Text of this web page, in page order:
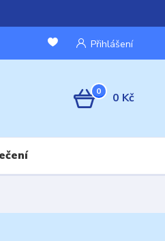
Přihlášení
0 0 Kč